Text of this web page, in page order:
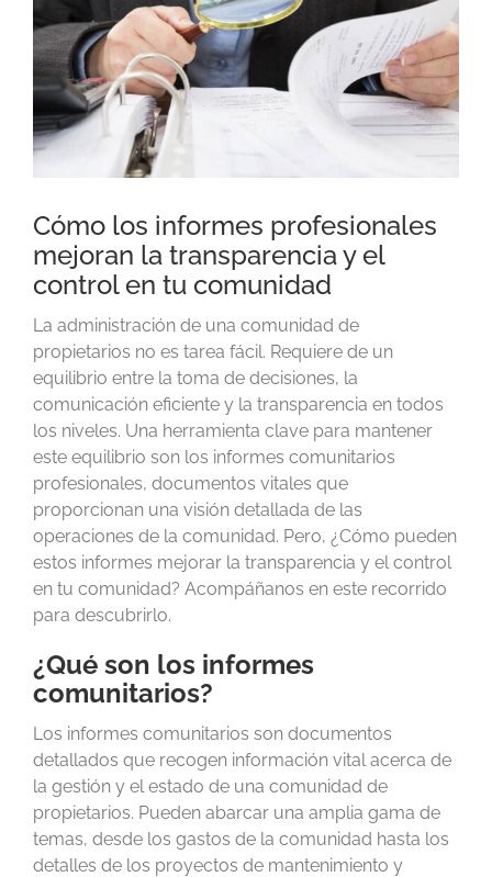
Cómo los informes profesionales
mejoran la transparencia y el
control en tu comunidad
La administración de una comunidad de
propietarios no es tarea fácil. Requiere de un
equilibrio entre la toma de decisiones, la
comunicación eficiente y la transparencia en todos
los niveles. Una herramienta clave para mantener
este equilibrio son los informes comunitarios
profesionales, documentos vitales que
proporcionan una visión detallada de las
operaciones de la comunidad. Pero, ¿Cómo pueden
estos informes mejorar la transparencia y el control
en tu comunidad? Acompáñanos en este recorrido
para descubrirlo.
¿Qué son los informes
comunitarios?
Los informes comunitarios son documentos
detallados que recogen información vital acerca de
la gestión y el estado de una comunidad de
propietarios. Pueden abarcar una amplia gama de
temas, desde los gastos de la comunidad hasta los
detalles de los proyectos de mantenimiento y